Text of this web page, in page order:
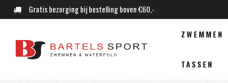
Gratis bezorging bij bestelling boven €60,-
ZWEMMEN
TASSEN